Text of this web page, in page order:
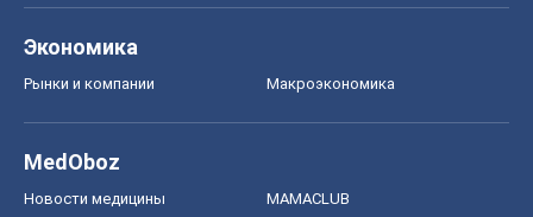
Экономика
Рынки и компании Mакроэкономика
MedOboz
Новости медицины MAMACLUB